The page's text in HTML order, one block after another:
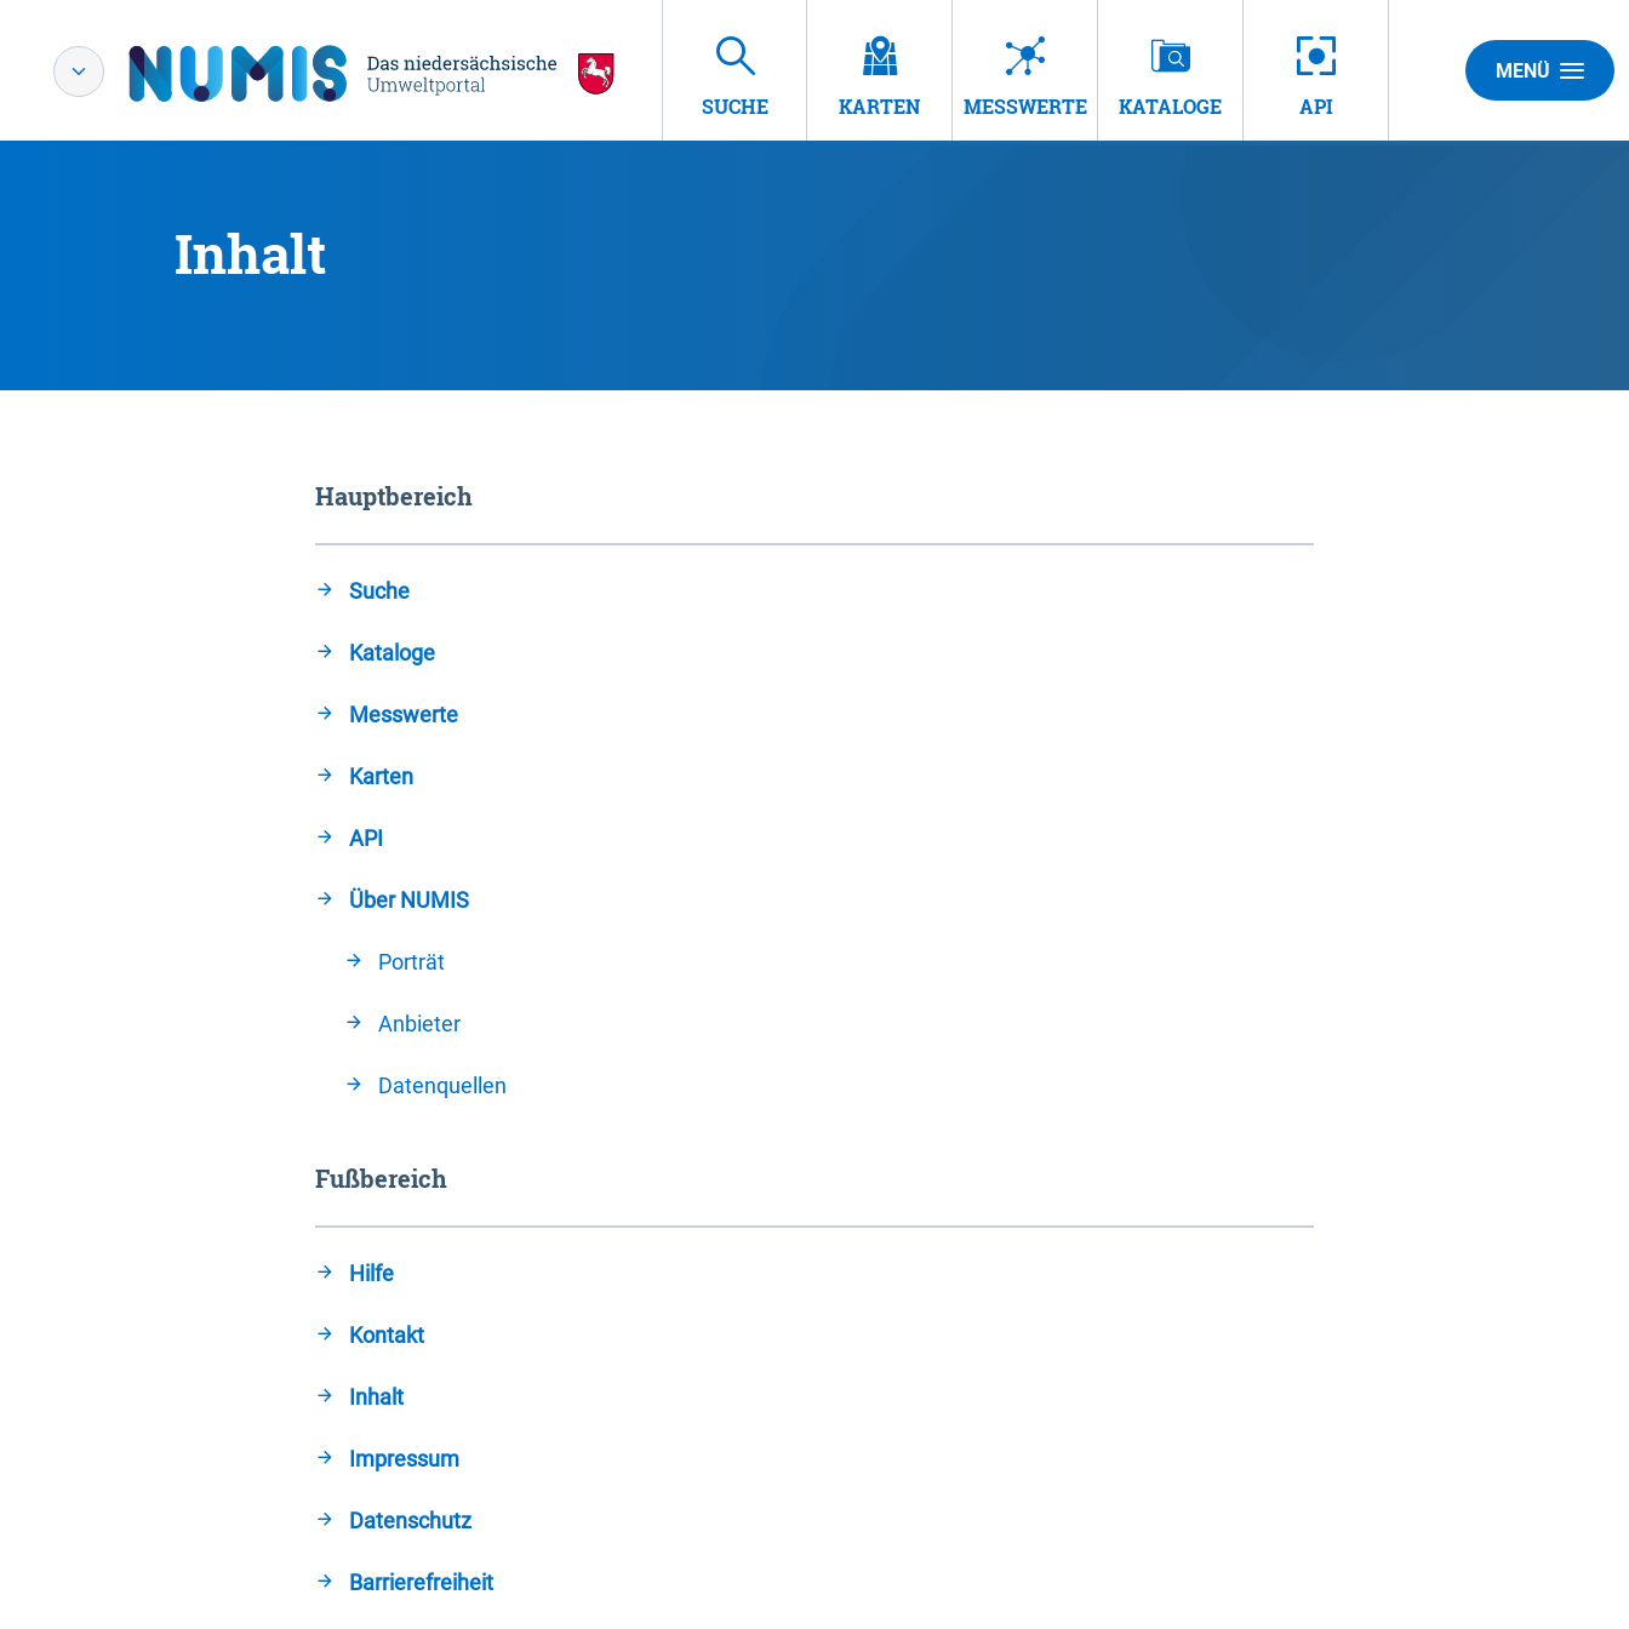
SUCHE KARTEN MESSWERTE KATALOGE API
MENÜ
Inhalt
Hauptbereich
Suche
Kataloge
Messwerte
Karten
API
Über NUMIS
Porträt
Anbieter
Datenquellen
Fußbereich
Hilfe
Kontakt
Inhalt
Impressum
Datenschutz
Barrierefreiheit